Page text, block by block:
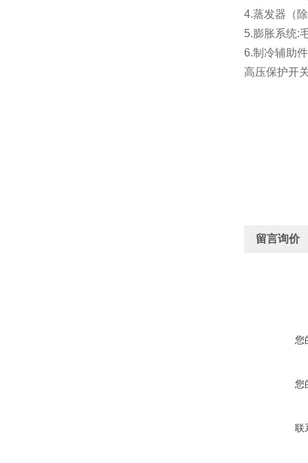
4.蒸发器（
5.膨胀系统:
6.制冷辅助
高压保护开
留言询价
您
您
联